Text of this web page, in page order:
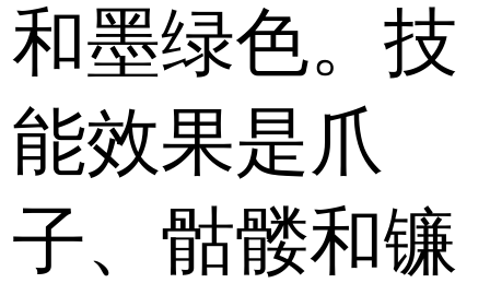
和墨绿色。技
能效果是爪
子、骷髅和镰